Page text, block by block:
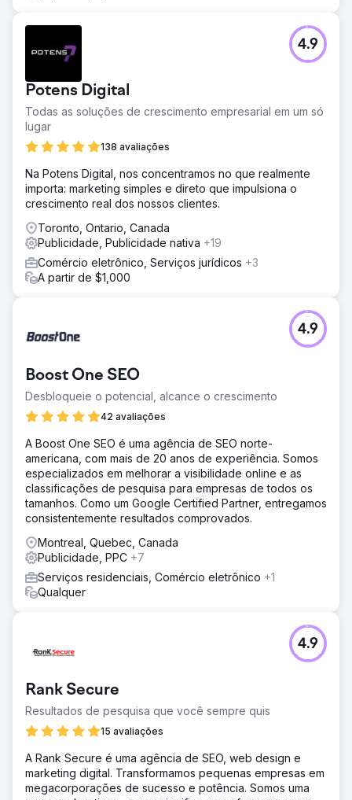
CTR ↑ 52% Custo por lead ↓ 31% As solicitações de
reservas dobraram no nono mês. Não apenas
anunciamos bem-estar; nós o incorporamos.
Ir para a página da agência
Potens Digital
Todas as soluções de crescimento empresarial em um só
lugar
138 avaliações
4.9
Na Potens Digital, nos concentramos no que realmente
importa: marketing simples e direto que impulsiona o
crescimento real dos nossos clientes.
Toronto, Ontario, Canada
Publicidade, Publicidade nativa +19
Comércio eletrônico, Serviços jurídicos +3
A partir de $1,000
Boost One SEO
Desbloqueie o potencial, alcance o crescimento
42 avaliações
4.9
A Boost One SEO é uma agência de SEO norte-
americana, com mais de 20 anos de experiência. Somos
especializados em melhorar a visibilidade online e as
classificações de pesquisa para empresas de todos os
tamanhos. Como um Google Certified Partner, entregamos
consistentemente resultados comprovados.
Montreal, Quebec, Canada
Publicidade, PPC +7
Serviços residenciais, Comércio eletrônico +1
Qualquer
Rank Secure
Resultados de pesquisa que você sempre quis
15 avaliações
4.9
A Rank Secure é uma agência de SEO, web design e
marketing digital. Transformamos pequenas empresas em
megacorporações de sucesso e potência. Somos uma